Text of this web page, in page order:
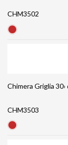
CHM3502
CHM3503